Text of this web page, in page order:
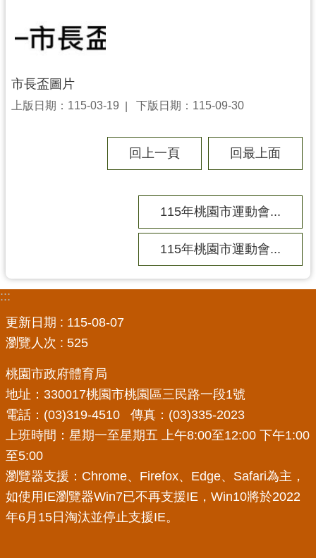
務
府
資
導
市
政
信
箱
E
n
g
l
i
h
市長盃圖片
上版日期：115-03-19 下版日期：115-09-30
回上一頁 回最上面
115年桃園市運動會...
115年桃園市運動會...
:::
更新日期
115-08-07
瀏覽人次
525
桃園市政府體育局
地址：330017桃園市桃園區三民路一段1號
電話：(03)319-4510 傳真：(03)335-2023
上班時間：星期一至星期五 上午8:00至12:00 下午1:00
至5:00
瀏覽器支援：Chrome、Firefox、Edge、Safari為主，
如使用IE瀏覽器Win7已不再支援IE，Win10將於2022
年6月15日淘汰並停止支援IE。